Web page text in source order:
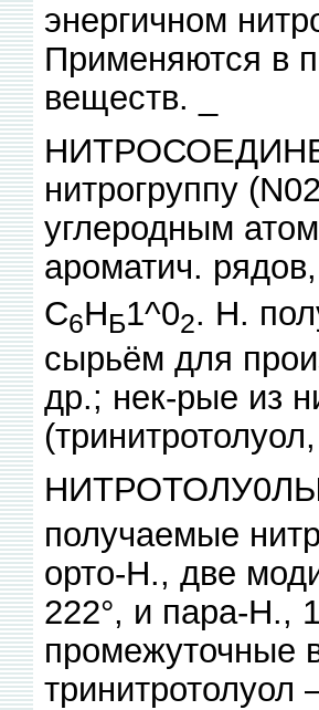
энергичном
Применяются в
веществ. _
нитрогруппу
углеродным
ароматич.
С6НБ1^02. Н.
сырьём для
др.; нек-рые из
получаемые
орто-Н., две
222°, и пара-Н.,
промежуточные
тринитротолуол